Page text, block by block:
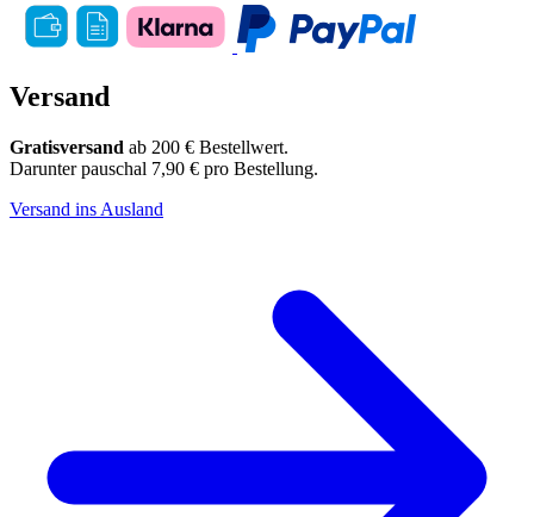
Versand
Gratisversand ab 200 € Bestellwert.
Darunter pauschal 7,90 € pro Bestellung.
Versand ins Ausland